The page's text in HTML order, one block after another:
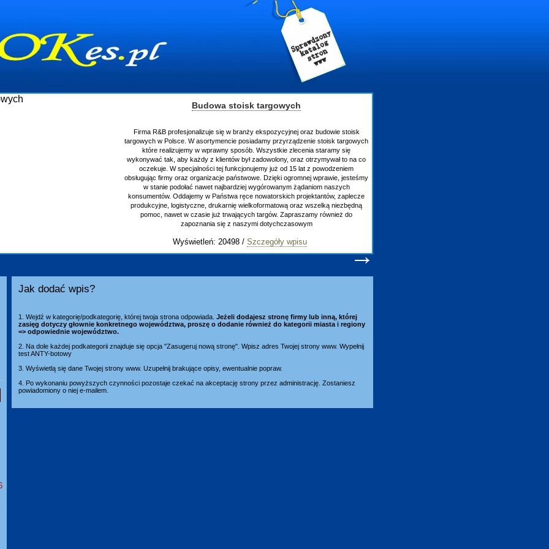
Budowa stoisk targowych
Firma R&B profesjonalizuje się w branży ekspozycyjnej oraz budowie stoisk
targowych w Polsce. W asortymencie posiadamy przyrządzenie stoisk targowych
które realizujemy w wprawny sposób. Wszystkie zlecenia staramy się
wykonywać tak, aby każdy z klientów był zadowolony, oraz otrzymywał to na co
oczekuje. W specjalności tej funkcjonujemy już od 15 lat z powodzeniem
obsługując firmy oraz organizacje państwowe. Dzięki ogromnej wprawie, jesteśmy
w stanie podołać nawet najbardziej wygórowanym żądaniom naszych
konsumentów. Oddajemy w Państwa ręce nowatorskich projektantów, zaplecze
produkcyjne, logistyczne, drukarnię wielkoformatową oraz wszelką niezbędną
pomoc, nawet w czasie już trwających targów. Zapraszamy również do
zapoznania się z naszymi dotychczasowym
Wyświetleń: 20498 / Szczegóły wpisu
→
Jak dodać wpis?
1. Wejdź w kategorię/podkategorię, której twoja strona odpowiada. Jeżeli dodajesz stronę firmy lub inną, której
zasięg dotyczy głownie konkretnego województwa, proszę o dodanie również do kategorii miasta i regiony
=> odpowiednie województwo.
2. Na dole każdej podkategorii znajduje się opcja "Zasugeruj nową stronę". Wpisz adres Twojej strony www. Wypełnij
test ANTY-botowy
3. Wyświetlą się dane Twojej strony www. Uzupełnij brakujące opisy, ewentualnie popraw.
4. Po wykonaniu powyższych czynności pozostaje czekać na akceptację strony przez administrację. Zostaniesz
powiadomiony o niej e-mailem.